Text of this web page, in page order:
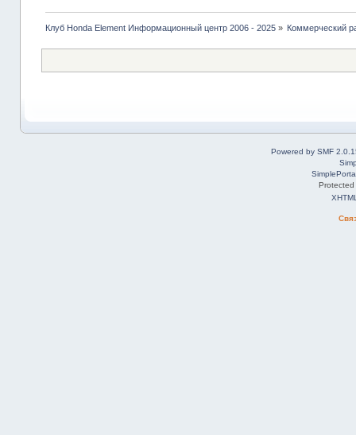
Клуб Honda Element Информационный центр 2006 - 2025» Коммерческий
Powered by SMF